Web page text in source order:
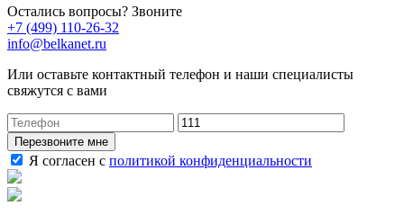
Остались вопросы? Звоните
+7 (499) 110-26-32
info@belkanet.ru
Или оставьте контактный телефон и наши специалисты
свяжутся с вами
Перезвоните мне
Я согласен с политикой конфиденциальности